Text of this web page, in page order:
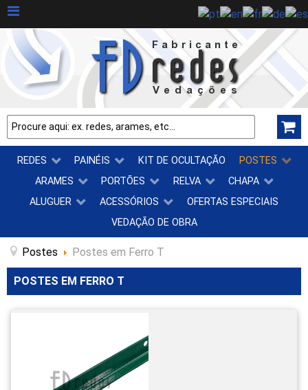
REDES PAINÉIS KIT DE OCULTAÇÃO
POSTES
ARAMES
PORTÕES RELVA
CHAPA
ALUGUER
ACESSÓRIOS
OFERTAS ESPECIAIS
VEDAÇÃO DE OBRA
Postes Postes em Ferro T
POSTES EM FERRO T